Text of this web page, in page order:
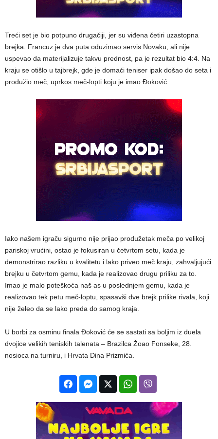
Treći set je bio potpuno drugačiji, jer su viđena četiri uzastopna
brejka. Francuz je dva puta oduzimao servis Novaku, ali nije
uspevao da materijalizuje takvu prednost, pa je rezultat bio 4:4. Na
kraju se otišlo u tajbrejk, gde je domaći teniser ipak došao do seta i
produžio meč, uprkos meč-lopti koju je imao Đoković.
Iako našem igraču sigurno nije prijao produžetak meča po velikoj
pariskoj vrućini, ostao je fokusiran u četvrtom setu, kada je
demonstrirao razliku u kvalitetu i lako priveo meč kraju, zahvaljujući
brejku u četvrtom gemu, kada je realizovao drugu priliku za to.
Imao je malo poteškoća naš as u poslednjem gemu, kada je
realizovao tek petu meč-loptu, spasavši dve brejk prilike rivala, koji
nije želeo da se lako preda do samog kraja.
U borbi za osminu finala Đoković će se sastati sa boljim iz duela
dvojice velikih teniskih talenata – Brazilca Žoao Fonseke, 28.
nosioca na turniru, i Hrvata Dina Prizmića.